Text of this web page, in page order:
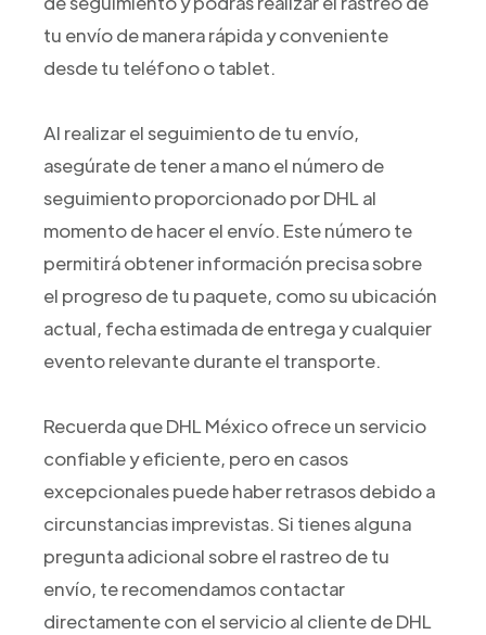
tu envío de manera rápida y conveniente
desde tu teléfono o tablet.
Al realizar el seguimiento de tu envío,
asegúrate de tener a mano el número de
seguimiento proporcionado por DHL al
momento de hacer el envío. Este número te
permitirá obtener información precisa sobre
el progreso de tu paquete, como su ubicación
actual, fecha estimada de entrega y cualquier
evento relevante durante el transporte.
Recuerda que DHL México ofrece un servicio
confiable y eficiente, pero en casos
excepcionales puede haber retrasos debido a
circunstancias imprevistas. Si tienes alguna
pregunta adicional sobre el rastreo de tu
envío, te recomendamos contactar
directamente con el servicio al cliente de DHL